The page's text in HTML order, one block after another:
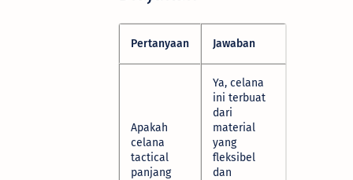
Pertanyaan Jawaban
Apakah
celana
tactical
panjang
Ya, celana
ini terbuat
dari
material
yang
fleksibel
dan